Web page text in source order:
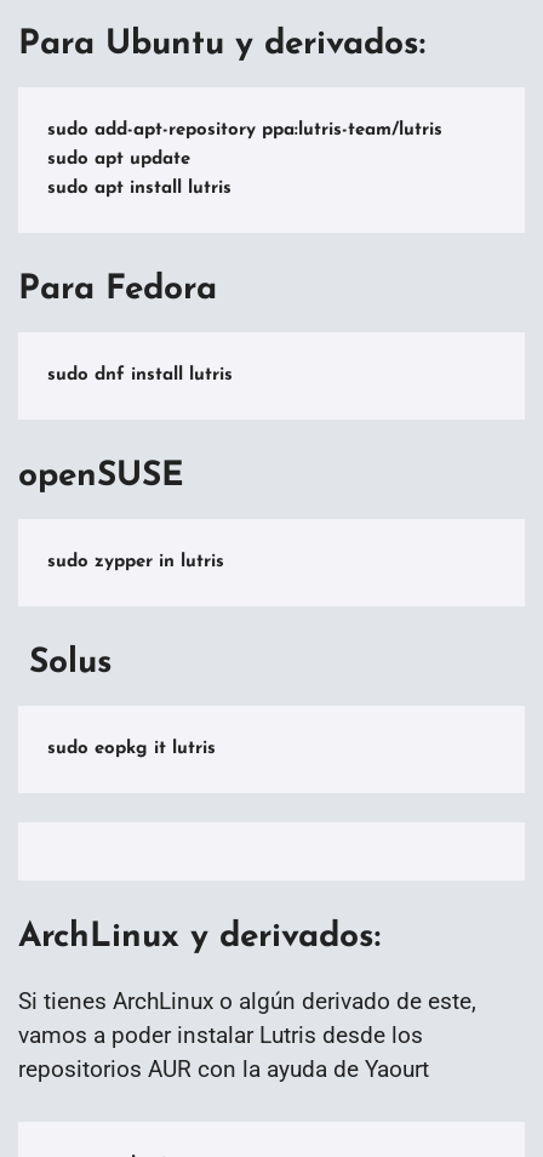
Para Ubuntu y derivados:
sudo add-apt-repository ppa:lutris-team/lutris
sudo apt update
sudo apt install lutris
Para Fedora
sudo dnf install lutris
openSUSE
sudo zypper in lutris
Solus
sudo eopkg it lutris
ArchLinux y derivados:
Si tienes ArchLinux o algún derivado de este,
vamos a poder instalar Lutris desde los
repositorios AUR con la ayuda de Yaourt